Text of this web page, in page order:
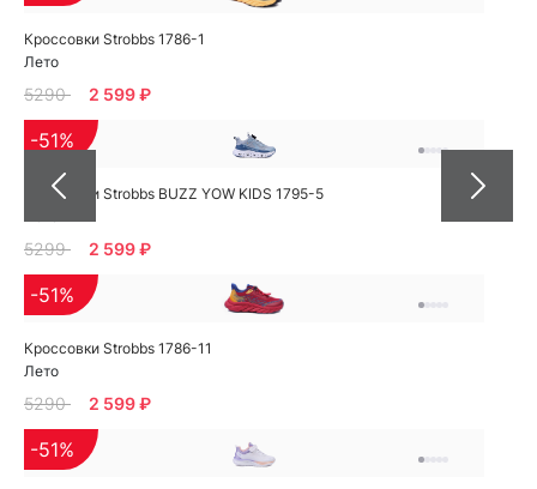
Кроссовки Strobbs 1786-1
Лето
5290 2 599 ₽
Кроссовки Strobbs BUZZ YOW KIDS 1795-5
-51%
5299 2 599 ₽
Кроссовки Strobbs 1786-11
Лето
-51%
5290 2 599 ₽
-51%